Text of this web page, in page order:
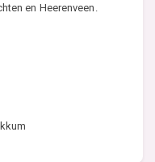
en Heerenveen.